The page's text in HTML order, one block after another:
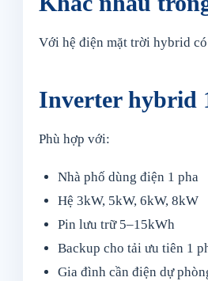
Với hệ điện mặt trời hybrid
Inverter hybrid
Phù hợp với:
Nhà phố dùng điện 1 pha
Hệ 3kW, 5kW, 6kW, 8kW
Pin lưu trữ 5–15kWh
Backup cho tải ưu tiên 1
Gia đình cần điện dự